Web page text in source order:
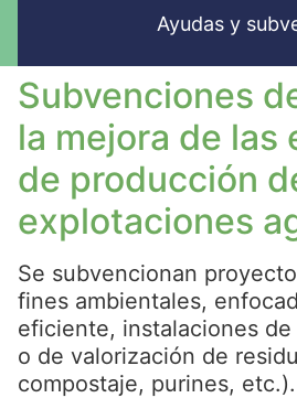
Ayudas y
Subvenciones
la mejora de las
de producción
explotaciones
Se subvencionan
fines ambientales,
eficiente, instalaciones
o de valorización de
compostaje, purines, etc.).